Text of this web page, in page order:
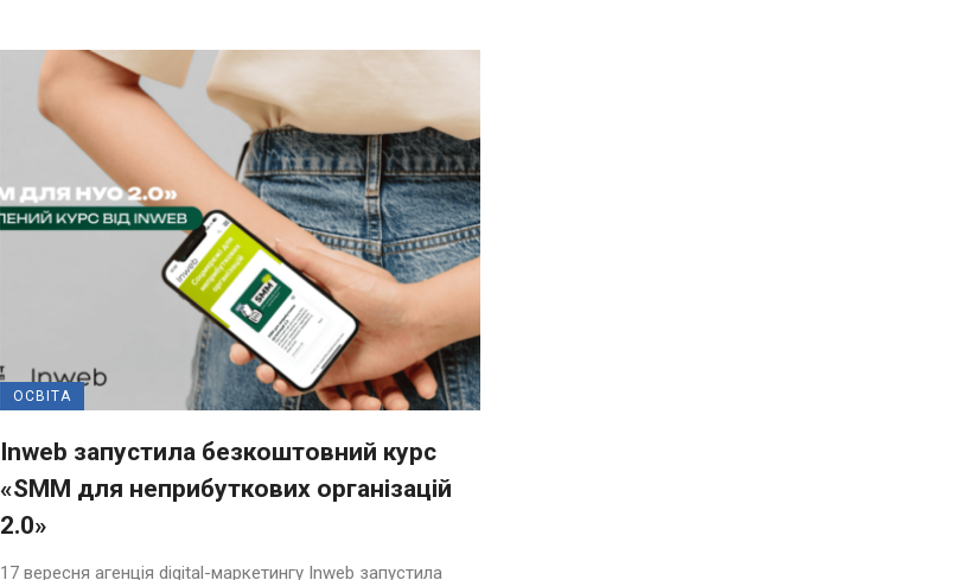
ОСВІТА
Inweb запустила безкоштовний курс
«SMM для неприбуткових організацій
2.0»
17 вересня агенція digital-маркетингу Inweb запустила